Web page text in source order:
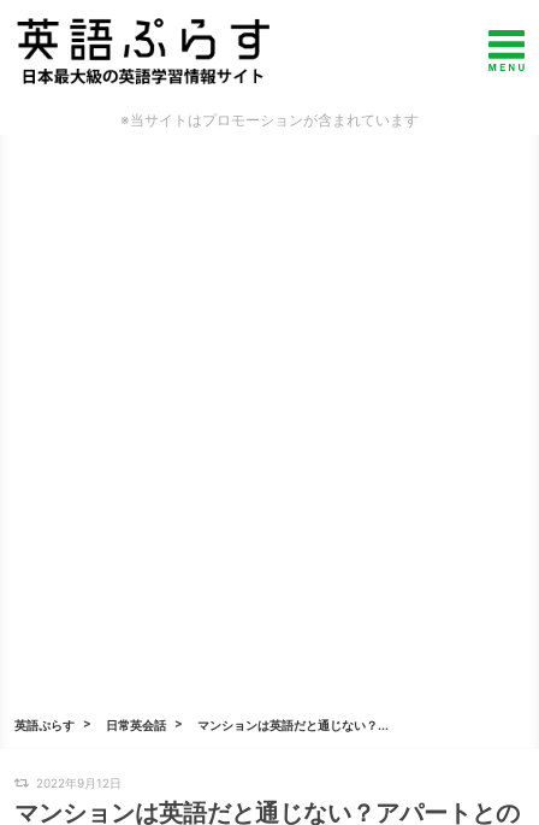
※当サイトはプロモーションが含まれています
英語ぷらす 日常英会話 マンションは英語だと通じない？...
2022年9月12日
マンションは英語だと通じない？アパートとの